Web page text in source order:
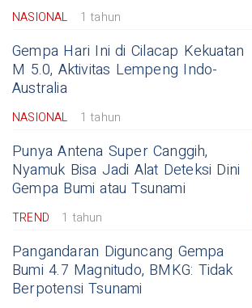
NASIONAL 1 tahun
Gempa Hari Ini di Cilacap Kekuatan
M 5.0, Aktivitas Lempeng Indo-
Australia
NASIONAL 1 tahun
Punya Antena Super Canggih,
Nyamuk Bisa Jadi Alat Deteksi Dini
Gempa Bumi atau Tsunami
TREND 1 tahun
Pangandaran Diguncang Gempa
Bumi 4.7 Magnitudo, BMKG: Tidak
Berpotensi Tsunami